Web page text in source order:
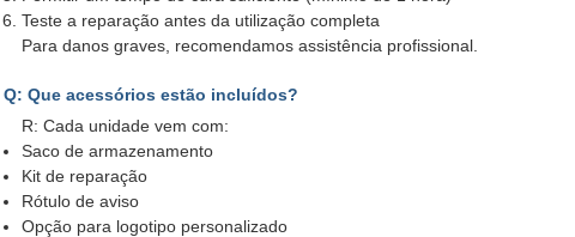
Teste a reparação antes da utilização completa
Para danos graves, recomendamos assistência profissional.
Q: Que acessórios estão incluídos?
R: Cada unidade vem com:
Saco de armazenamento
Kit de reparação
Rótulo de aviso
Opção para logotipo personalizado